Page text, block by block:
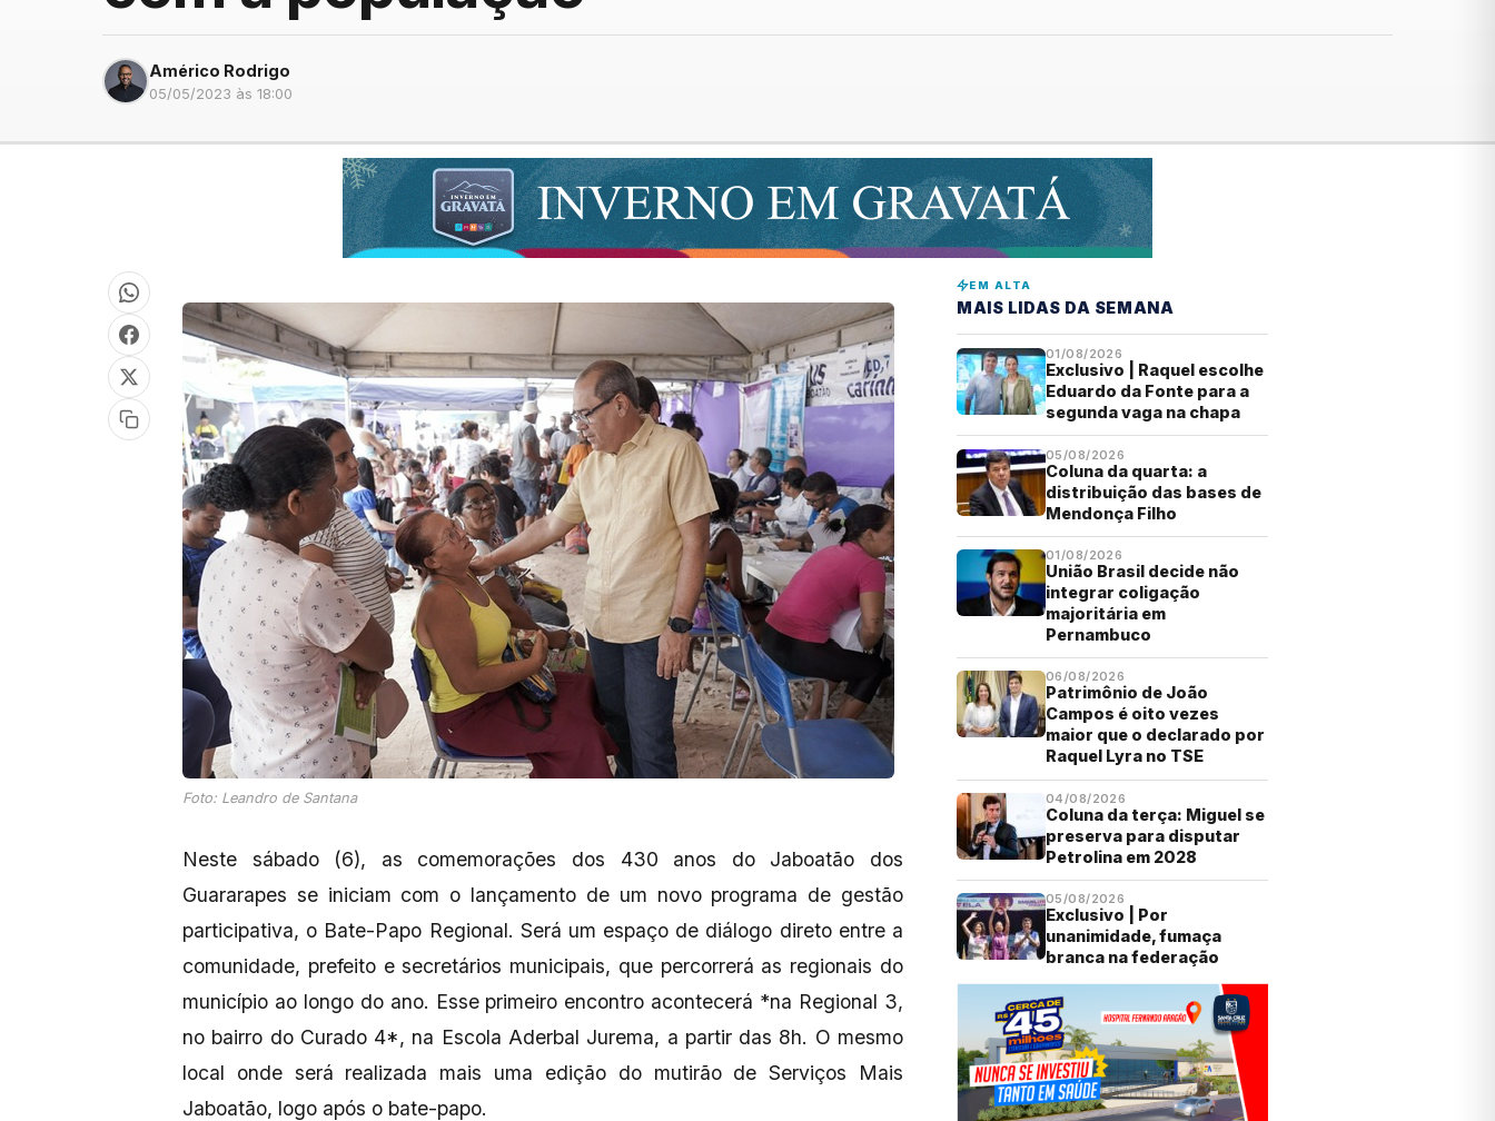
Américo Rodrigo
05/05/2023 às 18:00
Foto: Leandro de Santana
Neste sábado (6), as comemorações dos 430 anos do Jaboatão dos
Guararapes se iniciam com o lançamento de um novo programa de gestão
participativa, o Bate-Papo Regional. Será um espaço de diálogo direto entre a
comunidade, prefeito e secretários municipais, que percorrerá as regionais do
município ao longo do ano. Esse primeiro encontro acontecerá *na Regional 3,
no bairro do Curado 4*, na Escola Aderbal Jurema, a partir das 8h. O mesmo
local onde será realizada mais uma edição do mutirão de Serviços Mais
Jaboatão, logo após o bate-papo.
EM ALTA
MAIS LIDAS DA SEMANA
01/08/2026
Exclusivo | Raquel escolhe
Eduardo da Fonte para a
segunda vaga na chapa
05/08/2026
Coluna da quarta: a
distribuição das bases de
Mendonça Filho
01/08/2026
União Brasil decide não
integrar coligação
majoritária em
Pernambuco
06/08/2026
Patrimônio de João
Campos é oito vezes
maior que o declarado por
Raquel Lyra no TSE
04/08/2026
Coluna da terça: Miguel se
preserva para disputar
Petrolina em 2028
05/08/2026
Exclusivo | Por
unanimidade, fumaça
branca na federação